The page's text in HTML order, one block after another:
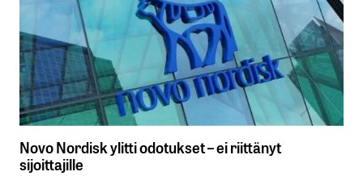
Novo Nordisk ylitti odotukset – ei riittänyt
sijoittajille